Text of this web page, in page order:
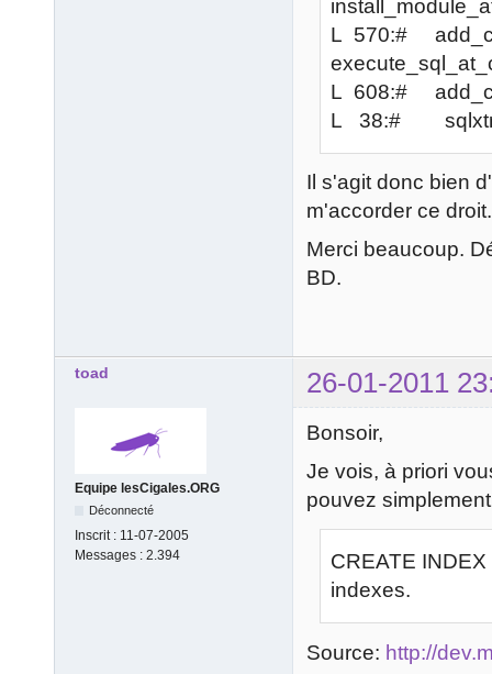
L 570:#
L 608:#
L 38:#
Il s'agit donc bien
m'accorder ce
Merci beaucoup.
BD.
toad 26-01-2011
Equipe lesCigales.ORG
Déconnecté
Inscrit : 11-07-2005
Messages : 2.394
Bonsoir,
Je vois, à priori
pouvez
CREATE
indexes.
Source: http://